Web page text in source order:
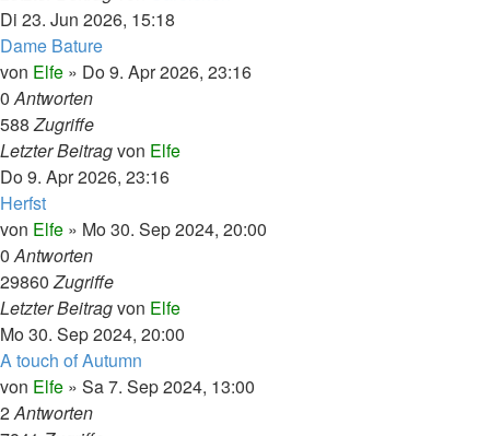
Di 23. Jun 2026, 15:18
Dame Bature
von Elfe » Do 9. Apr 2026, 23:16
0Antworten
588Zugriffe
Letzter Beitragvon Elfe
Do 9. Apr 2026, 23:16
Herfst
von Elfe » Mo 30. Sep 2024, 20:00
0Antworten
29860Zugriffe
Letzter Beitragvon Elfe
Mo 30. Sep 2024, 20:00
A touch of Autumn
von Elfe » Sa 7. Sep 2024, 13:00
2Antworten